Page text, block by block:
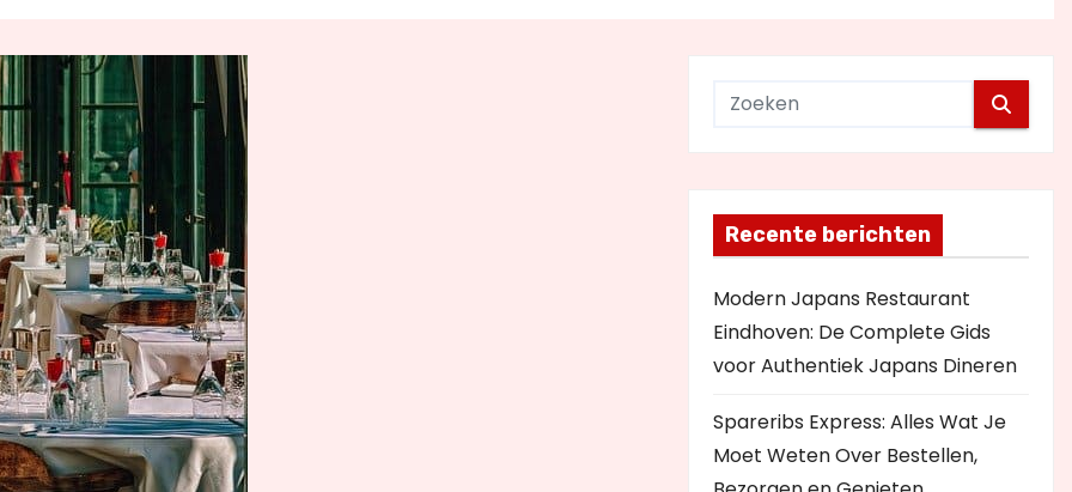
Recente berichten
Modern Japans Restaurant
Eindhoven: De Complete Gids
voor Authentiek Japans Dineren
Spareribs Express: Alles Wat Je
Moet Weten Over Bestellen,